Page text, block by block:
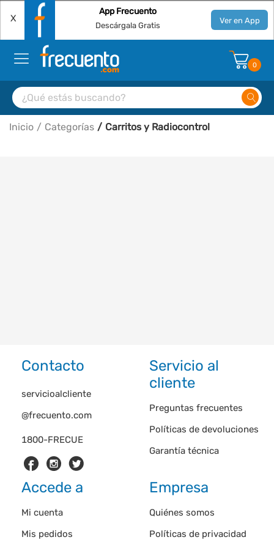
X
App Frecuento
Descárgala Gratis Ver en App
0
Inicio Categorías Carritos y Radiocontrol
Contacto
1800-FRECUE
servicioalcliente
@frecuento.com
Servicio al
cliente
Preguntas frecuentes
Políticas de devoluciones
Garantía técnica
Accede a
Mi cuenta
Mis pedidos
Empresa
Quiénes somos
Políticas de privacidad